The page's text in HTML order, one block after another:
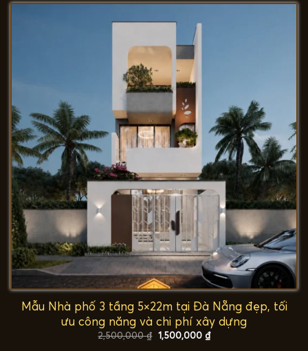
1,500,000 ₫.
Mẫu Nhà phố 3 tầng 5×22m tại Đà Nẵng đẹp, tối
ưu công năng và chi phí xây dựng
2,500,000₫ Giá
gốc
1,500,000 ₫Giá
hiện